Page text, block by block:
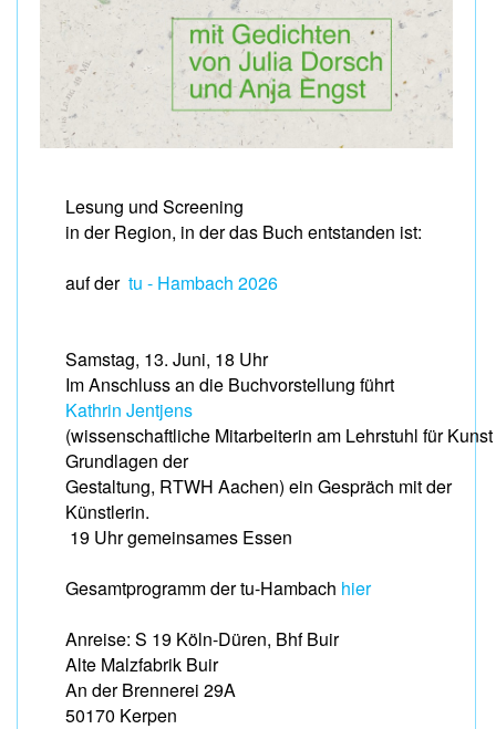
Lesung und Screening
in der Region, in der das Buch entstanden ist:
auf der tu - Hambach 2026
Samstag, 13. Juni, 18 Uhr
Im Anschluss an die Buchvorstellung führt
Kathrin Jentjens
(wissenschaftliche Mitarbeiterin am Lehrstuhl für
Grundlagen der
Gestaltung, RTWH Aachen) ein Gespräch mit der
Künstlerin.
19 Uhr gemeinsames Essen
Gesamtprogramm der tu-Hambach hier
Anreise: S 19 Köln-Düren, Bhf Buir
Alte Malzfabrik Buir
An der Brennerei 29A
50170 Kerpen